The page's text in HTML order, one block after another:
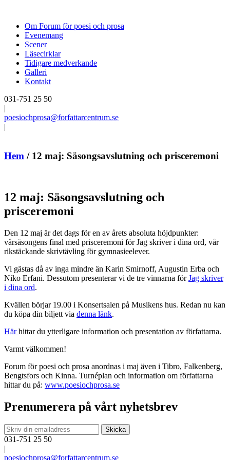
Om Forum för poesi och prosa
Evenemang
Scener
Läsecirklar
Tidigare medverkande
Galleri
Kontakt
031-751 25 50
|
poesiochprosa@forfattarcentrum.se
|
Hem / 12 maj: Säsongsavslutning och prisceremoni
12 maj: Säsongsavslutning och
prisceremoni
Den 12 maj är det dags för en av årets absoluta höjdpunkter:
vårsäsongens final med prisceremoni för Jag skriver i dina ord, vår
rikstäckande skrivtävling för gymnasieelever.
Vi gästas då av inga mindre än Karin Smirnoff, Augustin Erba och
Niko Erfani. Dessutom presenterar vi de tre vinnarna förJag skriver
i dina ord.
Kvällen börjar 19.00 i Konsertsalen på Musikens hus. Redan nu kan
du köpa din biljett via denna länk.
Härhittar du ytterligare information och presentation av författarna.
Varmt välkommen!
Forum för poesi och prosa anordnas i maj även i Tibro, Falkenberg,
Bengtsfors och Kinna. Turnéplan och information om författarna
hittar du på: www.poesiochprosa.se
Prenumerera på vårt nyhetsbrev
031-751 25 50
|
poesiochprosa@forfattarcentrum.se